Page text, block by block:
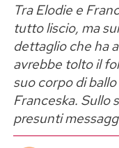
Tra Elodie e
tutto liscio, ma
dettaglio che ha
avrebbe tolto il
suo corpo di
Franceska. Sullo
presunti